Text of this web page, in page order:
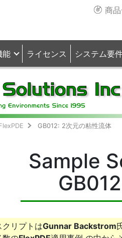
商
能 ライセンス システム要
GB012: 2次元の粘性流体
Sample
クリプトはGunnar Backstrom